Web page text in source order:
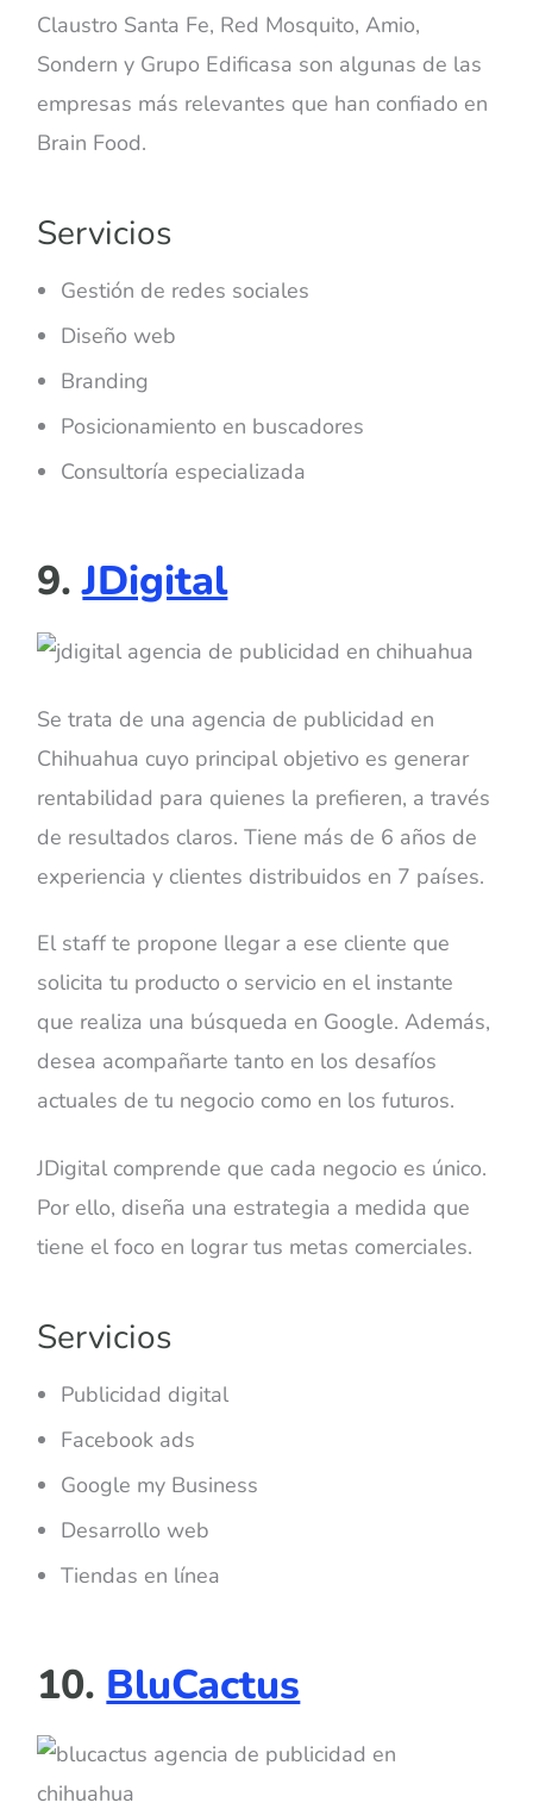
Claustro Santa Fe, Red Mosquito, Amio,
Sondern y Grupo Edificasa son algunas de las
empresas más relevantes que han confiado en
Brain Food.
Servicios
Gestión de redes sociales
Diseño web
Branding
Posicionamiento en buscadores
Consultoría especializada
9.JDigital
Se trata de una agencia de publicidad en
Chihuahua cuyo principal objetivo es generar
rentabilidad para quienes la prefieren, a través
de resultados claros. Tiene más de 6 años de
experiencia y clientes distribuidos en 7 países.
El staff te propone llegar a ese cliente que
solicita tu producto o servicio en el instante
que realiza una búsqueda en Google. Además,
desea acompañarte tanto en los desafíos
actuales de tu negocio como en los futuros.
JDigital comprende que cada negocio es único.
Por ello, diseña una estrategia a medida que
tiene el foco en lograr tus metas comerciales.
Servicios
Publicidad digital
Facebook ads
Google my Business
Desarrollo web
Tiendas en línea
10. BluCactus